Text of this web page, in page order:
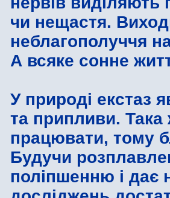
чи нещастя.
неблагополуччя
А всяке сонне
У природі екстаз
та припливи.
працювати, тому
Будучи
поліпшенню і дає